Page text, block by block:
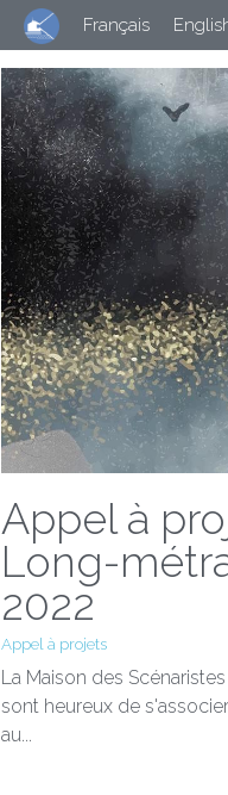
Français
Appel à
Long-
2022
Appel à projets
La Maison des
sont heureux de
au...